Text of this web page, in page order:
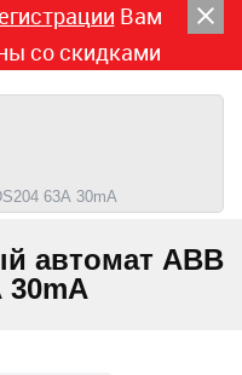
Вам
со скидками
63А 30mA
автомат ABB
30mA